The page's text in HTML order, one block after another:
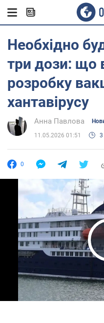
Необхідно
три дози: що
розробку
хантавірусу
Анна Павлова
11.05.2026 01:51 3
0